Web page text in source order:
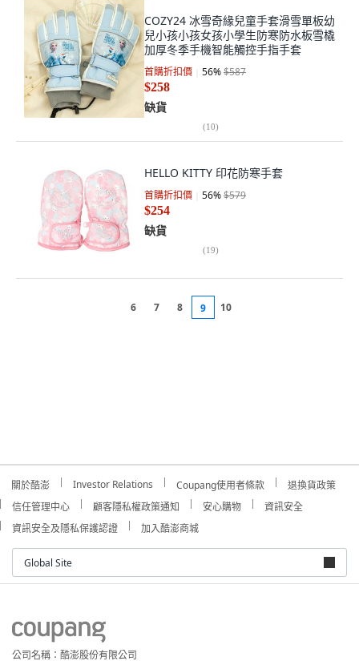
COZY24 冰雪奇緣兒童手套滑雪單板幼
兒小孩小孩女孩小學生防寒防水板雪橇
加厚冬季手機智能觸控手指手套
首購折扣價 56%$587
$258
缺貨
(10)
HELLO KITTY 印花防寒手套
首購折扣價 56%$579
$254
缺貨
(19)
6 7 8 9 10
關於酷澎 Investor Relations Coupang使用者條款
退換貨政策
信任管理中心
顧客隱私權政策通知 安心購物
資訊安全
資訊安全及隱私保護認證
加入酷澎商城
Global Site
公司名稱：酷澎股份有限公司